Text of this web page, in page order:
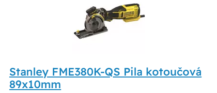
Stanley FME380K-QS Pila kotoučová
89x10mm